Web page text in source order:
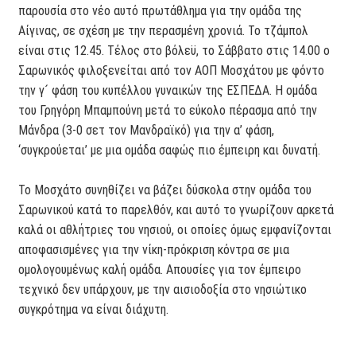
παρουσία στο νέο αυτό πρωτάθλημα για την ομάδα της
Αίγινας, σε σχέση με την περασμένη χρονιά. Το τζάμπολ
είναι στις 12.45. Τέλος στο βόλεϋ, το Σάββατο στις 14.00 ο
Σαρωνικός φιλοξενείται από τον ΑΟΠ Μοσχάτου με φόντο
την γ´ φάση του κυπέλλου γυναικών της ΕΣΠΕΔΑ. Η ομάδα
του Γρηγόρη Μπαμπούνη μετά το εύκολο πέρασμα από την
Μάνδρα (3-0 σετ τον Μανδραϊκό) για την α’ φάση,
‘συγκρούεται’ με μια ομάδα σαφώς πιο έμπειρη και δυνατή.
Το Μοσχάτο συνηθίζει να βάζει δύσκολα στην ομάδα του
Σαρωνικού κατά το παρελθόν, και αυτό το γνωρίζουν αρκετά
καλά οι αθλήτριες του νησιού, οι οποίες όμως εμφανίζονται
αποφασισμένες για την νίκη-πρόκριση κόντρα σε μια
ομολογουμένως καλή ομάδα. Απουσίες για τον έμπειρο
τεχνικό δεν υπάρχουν, με την αισιοδοξία στο νησιώτικο
συγκρότημα να είναι διάχυτη.